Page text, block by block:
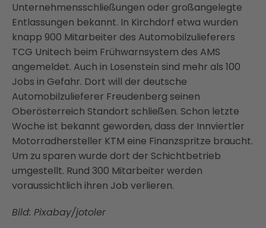
Unternehmensschließungen oder großangelegte
Entlassungen bekannt. In Kirchdorf etwa wurden
knapp 900 Mitarbeiter des Automobilzulieferers
TCG Unitech beim Frühwarnsystem des AMS
angemeldet. Auch in Losenstein sind mehr als 100
Jobs in Gefahr. Dort will der deutsche
Automobilzulieferer Freudenberg seinen
Oberösterreich Standort schließen. Schon letzte
Woche ist bekannt geworden, dass der Innviertler
Motorradhersteller KTM eine Finanzspritze braucht.
Um zu sparen wurde dort der Schichtbetrieb
umgestellt. Rund 300 Mitarbeiter werden
voraussichtlich ihren Job verlieren.
Bild: Pixabay/jotoler